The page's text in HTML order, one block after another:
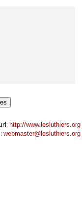
http://www.lesluthiers.org
webmaster@lesluthiers.org